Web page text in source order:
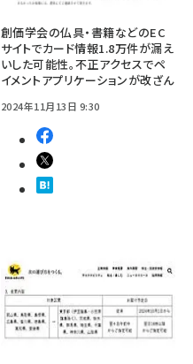
創価学会の仏具・書籍などのEC
サイトでカード情報1.8万件が漏え
いした可能性。不正アクセスでペ
イメントアプリケーションが改ざん
2024年11月13日 9:30